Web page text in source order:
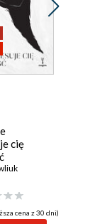
cię
cena z 30 dni)